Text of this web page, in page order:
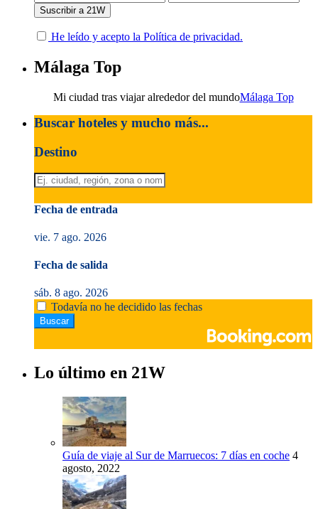
He leído y acepto la Política de privacidad.
Málaga Top
Mi ciudad tras viajar alrededor del mundoMálaga Top
Buscar hoteles y mucho más...
Destino
Fecha de entrada
vie. 7 ago. 2026
Fecha de salida
sáb. 8 ago. 2026
Todavía no he decidido las fechas
Lo último en 21W
Guía de viaje al Sur de Marruecos: 7 días en coche 4
agosto, 2022